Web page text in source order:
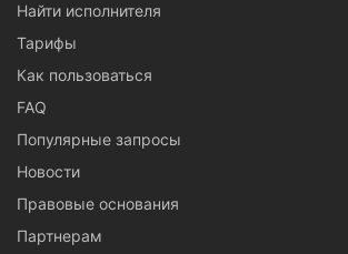
Найти исполнителя
Тарифы
Как пользоваться
FAQ
Популярные запросы
Новости
Правовые основания
Партнерам